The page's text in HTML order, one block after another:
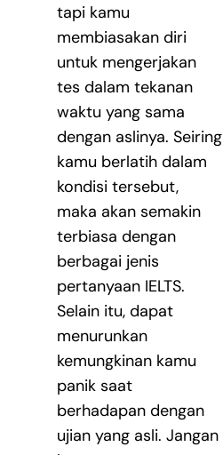
tapi kamu
membiasakan diri
untuk mengerjakan
tes dalam tekanan
waktu yang sama
dengan aslinya. Seiring
kamu berlatih dalam
kondisi tersebut,
maka akan semakin
terbiasa dengan
berbagai jenis
pertanyaan IELTS.
Selain itu, dapat
menurunkan
kemungkinan kamu
panik saat
berhadapan dengan
ujian yang asli. Jangan